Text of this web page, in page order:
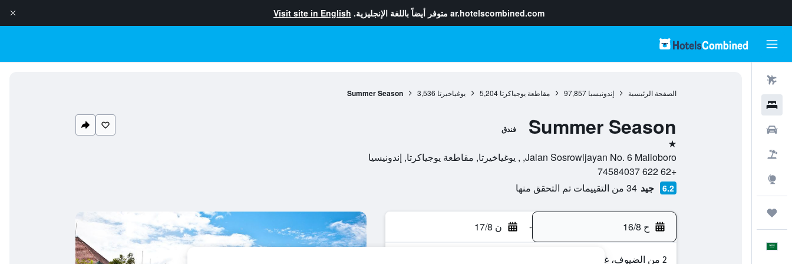
ar.hotelscombined.com متوفر أيضاً باللغة الإنجليزية. Visit site in English
الصفحة الرئيسية إندونيسيا 97,857 مقاطعة يوجياكرتا 5,204 يوغياخيرتا 3,536
Summer Season
Summer Season فندق
نجمة واحدة
Jalan Sosrowijayan No. 6 Malioboro, , يوغياخيرتا, مقاطعة يوجياكرتا, إندونيسيا
+62 622 74584037
6.2 جيد 34 من التقييمات تم التحقق منها
ح 16/8 - ن 17/8
2 من الضيوف، غرفة واحدة